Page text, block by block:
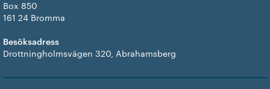
Box 850
161 24 Bromma
Besöksadress
Drottningholmsvägen 320, Abrahamsberg